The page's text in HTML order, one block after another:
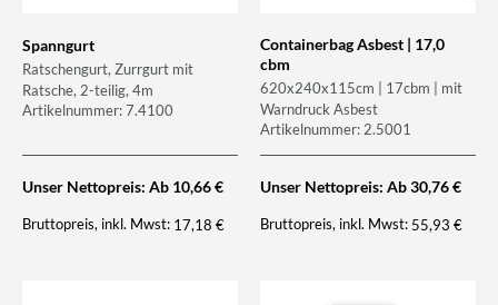
Spanngurt
Ratschengurt, Zurrgurt mit
Ratsche, 2-teilig, 4m
Artikelnummer: 7.4100
Unser Nettopreis: Ab 10,66€
Bruttopreis, inkl. Mwst: 17,18€
Containerbag Asbest | 17,0
cbm
620x240x115cm | 17cbm | mit
Warndruck Asbest
Artikelnummer: 2.5001
Unser Nettopreis: Ab30,76€
Bruttopreis, inkl. Mwst: 55,93€